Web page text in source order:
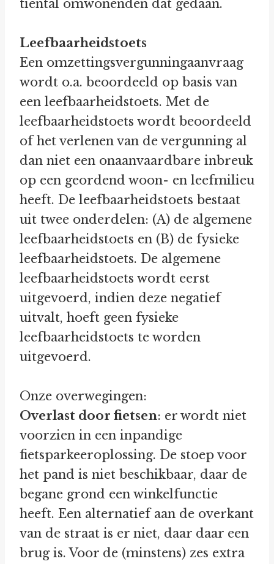
tiental omwonenden dat gedaan.
Leefbaarheidstoets
Een omzettingsvergunningaanvraag
wordt o.a. beoordeeld op basis van
een leefbaarheidstoets. Met de
leefbaarheidstoets wordt beoordeeld
of het verlenen van de vergunning al
dan niet een onaanvaardbare inbreuk
op een geordend woon- en leefmilieu
heeft. De leefbaarheidstoets bestaat
uit twee onderdelen: (A) de algemene
leefbaarheidstoets en (B) de fysieke
leefbaarheidstoets. De algemene
leefbaarheidstoets wordt eerst
uitgevoerd, indien deze negatief
uitvalt, hoeft geen fysieke
leefbaarheidstoets te worden
uitgevoerd.
Onze overwegingen:
Overlast door fietsen: er wordt niet
voorzien in een inpandige
fietsparkeeroplossing. De stoep voor
het pand is niet beschikbaar, daar de
begane grond een winkelfunctie
heeft. Een alternatief aan de overkant
van de straat is er niet, daar daar een
brug is. Voor de (minstens) zes extra